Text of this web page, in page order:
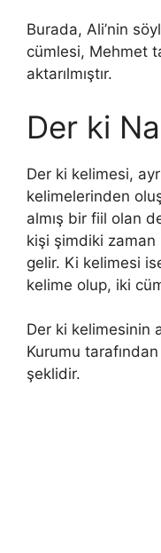
Burada, Ali’nin
cümlesi, Mehmet
aktarılmıştır.
Der ki
Der ki kelimesi,
kelimelerinden
almış bir fiil olan
kişi şimdiki
gelir. Ki kelimesi
kelime olup, iki
Der ki kelimesinin
Kurumu
şeklidir.